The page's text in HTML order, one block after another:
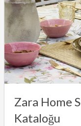
Zara Home
Kataloğu